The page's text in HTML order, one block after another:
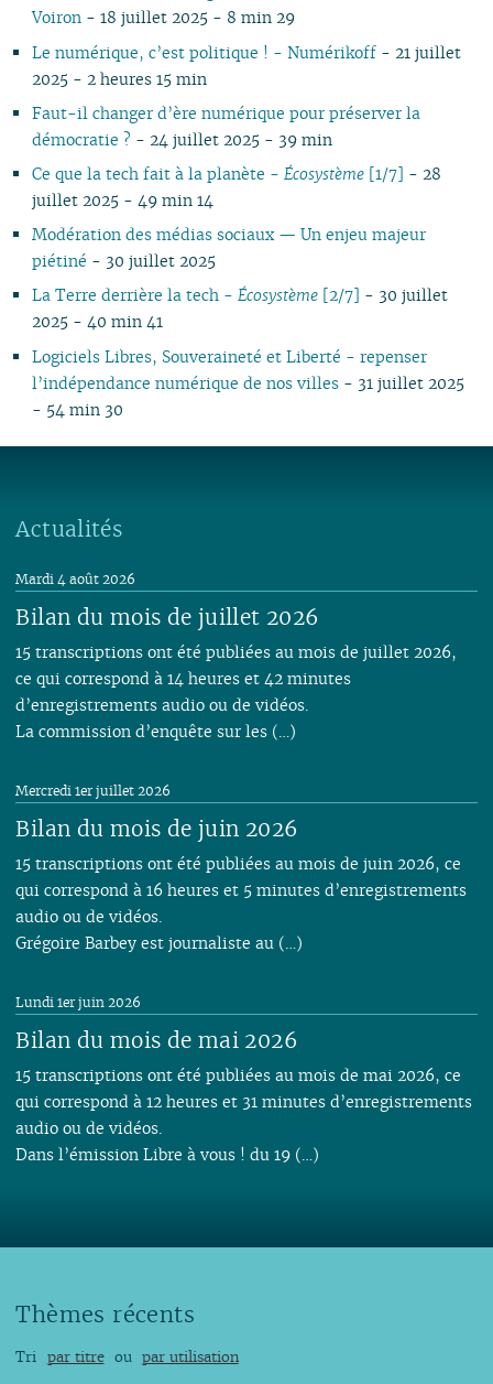
Voiron- 18 juillet 2025 - 8 min 29
Le numérique, c’est politique ! - Numérikoff - 21 juillet
2025 - 2 heures 15 min
Faut-il changer d’ère numérique pour préserver la
démocratie ? - 24 juillet 2025 - 39 min
Ce que la tech fait à la planète - Écosystème[1/7] - 28
juillet 2025 - 49 min 14
Modération des médias sociaux — Un enjeu majeur
piétiné - 30 juillet 2025
La Terre derrière la tech - Écosystème[2/7] - 30 juillet
2025 - 40 min 41
Logiciels Libres, Souveraineté et Liberté - repenser
l’indépendance numérique de nos villes - 31 juillet 2025
- 54 min 30
Actualités
Bilan du mois de juillet 2026
Mardi 4 août 2026
15 transcriptions ont été publiées au mois de juillet 2026,
ce qui correspond à 14 heures et 42 minutes
d’enregistrements audio ou de vidéos.
La commission d’enquête sur les (…)
Bilan du mois de juin 2026
Mercredi 1er juillet 2026
15 transcriptions ont été publiées au mois de juin 2026, ce
qui correspond à 16 heures et 5 minutes d’enregistrements
audio ou de vidéos.
Grégoire Barbey est journaliste au (…)
Bilan du mois de mai 2026
Lundi 1er juin 2026
15 transcriptions ont été publiées au mois de mai 2026, ce
qui correspond à 12 heures et 31 minutes d’enregistrements
audio ou de vidéos.
Dans l’émission Libre à vous ! du 19 (…)
Thèmes récents
Tri par titre ou par utilisation